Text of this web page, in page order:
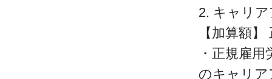
2. キャリ
【加算額
・正規雇
のキャリア